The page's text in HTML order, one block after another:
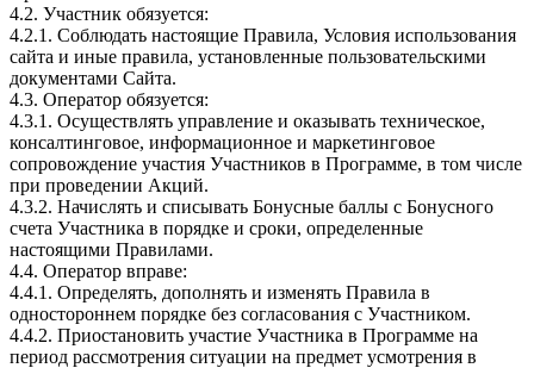
4.2. Участник обязуется:
4.2.1. Соблюдать настоящие Правила, Условия использования
сайта и иные правила, установленные пользовательскими
документами Сайта.
4.3. Оператор обязуется:
4.3.1. Осуществлять управление и оказывать техническое,
консалтинговое, информационное и маркетинговое
сопровождение участия Участников в Программе, в том числе
при проведении Акций.
4.3.2. Начислять и списывать Бонусные баллы с Бонусного
счета Участника в порядке и сроки, определенные
настоящими Правилами.
4.4. Оператор вправе:
4.4.1. Определять, дополнять и изменять Правила в
одностороннем порядке без согласования с Участником.
4.4.2. Приостановить участие Участника в Программе на
период рассмотрения ситуации на предмет усмотрения в